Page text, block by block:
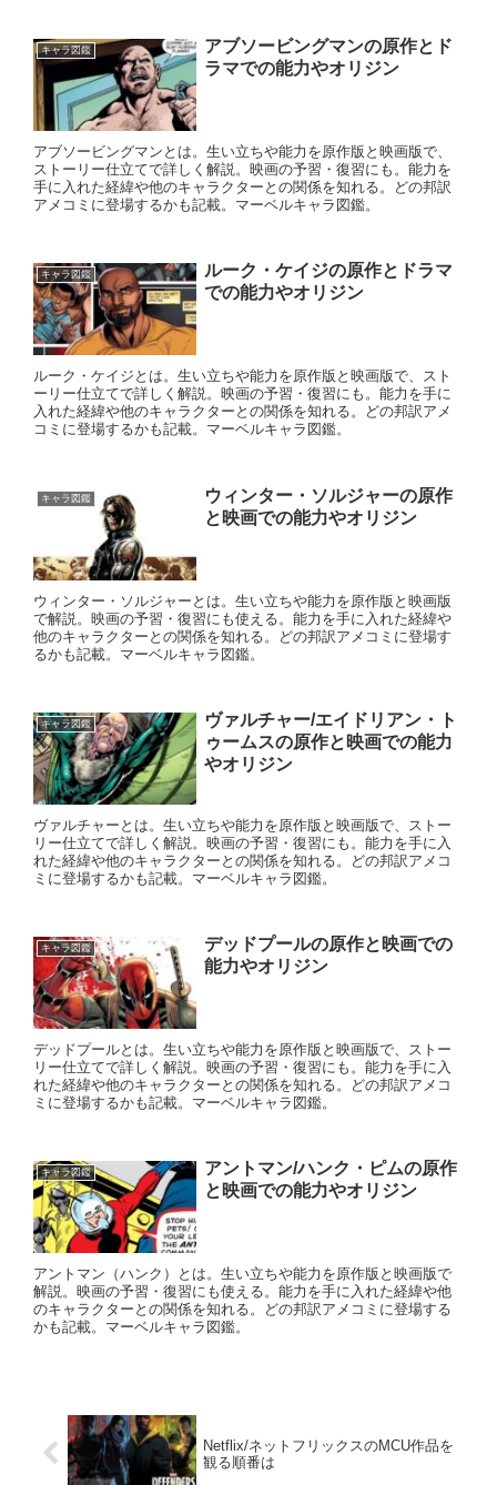
キャラ図鑑
アブソービングマンの原作とド
ラマでの能力やオリジン
アブソービングマンとは。生い立ちや能力を原作版と映画版で、
ストーリー仕立てで詳しく解説。映画の予習・復習にも。能力を
手に入れた経緯や他のキャラクターとの関係を知れる。どの邦訳
アメコミに登場するかも記載。マーベルキャラ図鑑。
キャラ図鑑
ルーク・ケイジの原作とドラマ
での能力やオリジン
ルーク・ケイジとは。生い立ちや能力を原作版と映画版で、スト
ーリー仕立てで詳しく解説。映画の予習・復習にも。能力を手に
入れた経緯や他のキャラクターとの関係を知れる。どの邦訳アメ
コミに登場するかも記載。マーベルキャラ図鑑。
キャラ図鑑
ウィンター・ソルジャーの原作
と映画での能力やオリジン
ウィンター・ソルジャーとは。生い立ちや能力を原作版と映画版
で解説。映画の予習・復習にも使える。能力を手に入れた経緯や
他のキャラクターとの関係を知れる。どの邦訳アメコミに登場す
るかも記載。マーベルキャラ図鑑。
キャラ図鑑
ヴァルチャー/エイドリアン・ト
ゥームスの原作と映画での能力
やオリジン
ヴァルチャーとは。生い立ちや能力を原作版と映画版で、ストー
リー仕立てで詳しく解説。映画の予習・復習にも。能力を手に入
れた経緯や他のキャラクターとの関係を知れる。どの邦訳アメコ
ミに登場するかも記載。マーベルキャラ図鑑。
キャラ図鑑
デッドプールの原作と映画での
能力やオリジン
デッドプールとは。生い立ちや能力を原作版と映画版で、ストー
リー仕立てで詳しく解説。映画の予習・復習にも。能力を手に入
れた経緯や他のキャラクターとの関係を知れる。どの邦訳アメコ
ミに登場するかも記載。マーベルキャラ図鑑。
キャラ図鑑
アントマン/ハンク・ピムの原作
と映画での能力やオリジン
アントマン（ハンク）とは。生い立ちや能力を原作版と映画版で
解説。映画の予習・復習にも使える。能力を手に入れた経緯や他
のキャラクターとの関係を知れる。どの邦訳アメコミに登場する
かも記載。マーベルキャラ図鑑。
Netflix/ネットフリックスのMCU作品を
観る順番は